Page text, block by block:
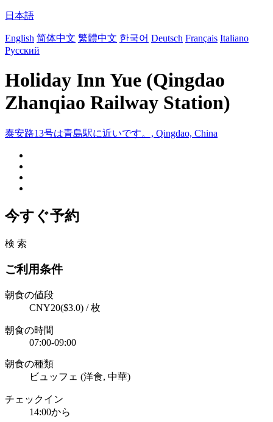
日本語
English 简体中文 繁體中文 한국어 Deutsch Français Italiano
Русский
Holiday Inn Yue (Qingdao
Zhanqiao Railway Station)
泰安路13号は青島駅に近いです。, Qingdao, China
今すぐ予約
検 索
ご利用条件
朝食の値段
CNY20($3.0) / 枚
朝食の時間
07:00-09:00
朝食の種類
ビュッフェ (洋食, 中華)
チェックイン
14:00から